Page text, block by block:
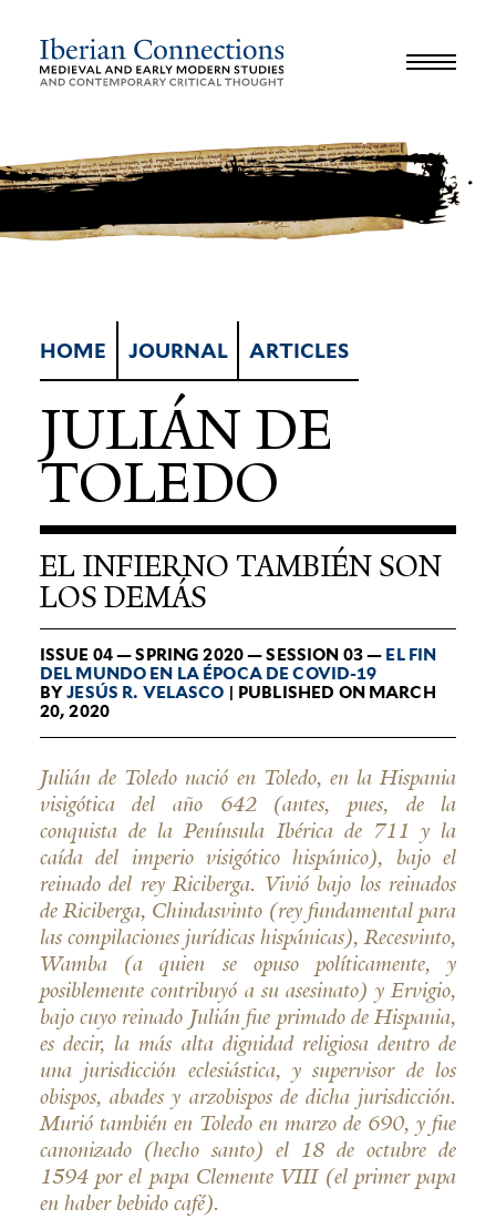
REVIEWS INTERVIEWS WORKSHOP
HOME JOURNAL ARTICLES
JULIÁN DE
TOLEDO
EL INFIERNO TAMBIÉN SON
LOS DEMÁS
ISSUE 04 — SPRING 2020 — SESSION 03 — EL FIN
DEL MUNDO EN LA ÉPOCA DECOVID-19
BYJESÚS R. VELASCO | PUBLISHED ON MARCH
20, 2020
Julián de Toledo nació en Toledo, en la Hispania
visigótica del año 642 (antes, pues, de la
conquista de la Península Ibérica de 711 y la
caída del imperio visigótico hispánico), bajo el
reinado del rey Riciberga. Vivió bajo los reinados
de Riciberga, Chindasvinto (rey fundamental para
las compilaciones jurídicas hispánicas), Recesvinto,
Wamba (a quien se opuso políticamente, y
posiblemente contribuyó a su asesinato) y Ervigio,
bajo cuyo reinado Julián fue primado de Hispania,
es decir, la más alta dignidad religiosa dentro de
una jurisdicción eclesiástica, y supervisor de los
obispos, abades y arzobispos de dicha jurisdicción.
Murió también en Toledo en marzo de 690, y fue
canonizado (hecho santo) el 18 de octubre de
1594 por el papa Clemente VIII (el primer papa
en haber bebido café).